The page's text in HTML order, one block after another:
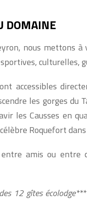
DOMAINE
nous mettons à
culturelles,
accessibles
les gorges du
les Causses en
Roquefort dans
amis ou entre
12 gîtes